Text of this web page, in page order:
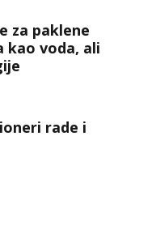
za paklene
kao voda, ali
rade i